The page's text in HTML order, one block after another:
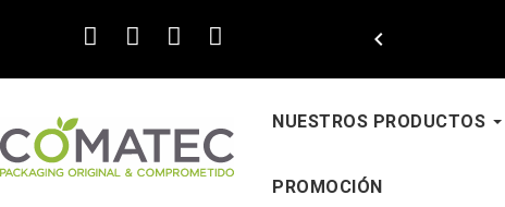

NUESTROS PRODUCTOS
PROMOCIÓN